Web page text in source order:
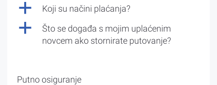
a Koji su načini plaćanja?
a
Što se događa s mojim uplaćenim
novcem ako stornirate putovanje?
Putno osiguranje